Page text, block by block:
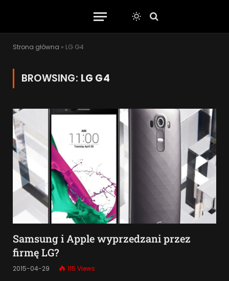
Strona główna » LG G4
BROWSING: LG G4
Samsung i Apple wyprzedzani przez
firmę LG?
2015-04-29 115 Views